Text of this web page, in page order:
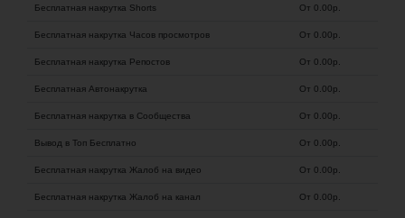
Бесплатная накрутка Shorts От 0.00р.
Бесплатная накрутка Часов просмотров От 0.00р.
Бесплатная накрутка Репостов От 0.00р.
Бесплатная Автонакрутка От 0.00р.
Бесплатная накрутка в Сообщества От 0.00р.
Вывод в Топ Бесплатно От 0.00р.
Бесплатная накрутка Жалоб на видео От 0.00р.
Бесплатная накрутка Жалоб на канал От 0.00р.